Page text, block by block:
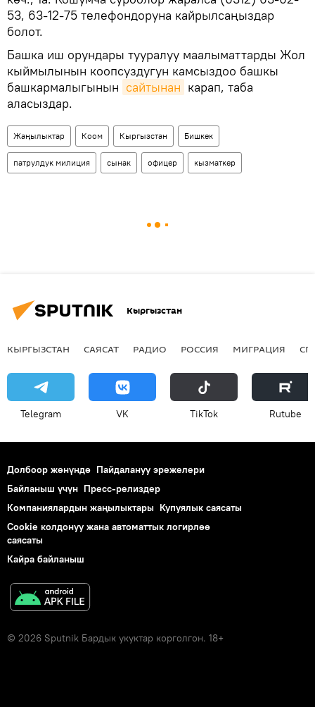
53, 63-12-75 телефондоруна кайрылсаңыздар
болот.
Башка иш орундары тууралуу маалыматтарды Жол
кыймылынын коопсуздугун камсыздоо башкы
башкармалыгынын сайтынан карап, таба
аласыздар.
Жаңылыктар Коом Кыргызстан Бишкек
патрулдук милиция сынак офицер кызматкер
Кыргызстан
КЫРГЫЗСТАН САЯСАТ РАДИО РОССИЯ МИГРАЦИЯ
Telegram VK ТikТоk Rutube
Долбоор жөнүндө Пайдалануу эрежелери
Байланыш үчүн Пресс-релиздер
Компаниялардын жаңылыктары Купуялык саясаты
Cookie колдонуу жана автоматтык логирлөө
саясаты
Кайра байланыш
© 2026 Sputnik Бардык укуктар корголгон. 18+